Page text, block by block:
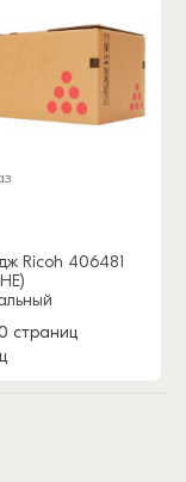
Ricoh 406481
страниц